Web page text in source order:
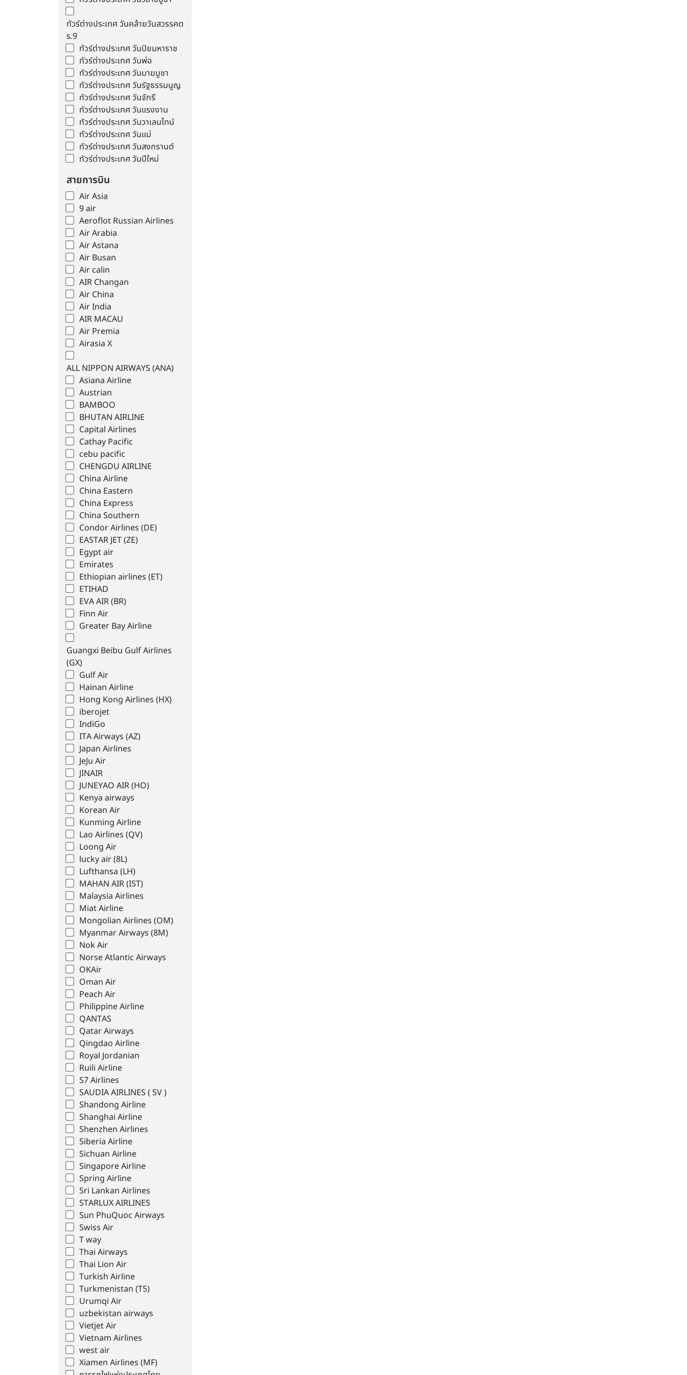
ทัวร์ต่างประเทศ วันคล้ายวันสวรรคต
ร.9
ทัวร์ต่างประเทศ วันปิยมหาราช
ทัวร์ต่างประเทศ วันพ่อ
ทัวร์ต่างประเทศ วันมาฆบูชา
ทัวร์ต่างประเทศ วันรัฐธรรมนูญ
ทัวร์ต่างประเทศ วันจักรี
ทัวร์ต่างประเทศ วันแรงงาน
ทัวร์ต่างประเทศ วันวาเลนไทน์
ทัวร์ต่างประเทศ วันแม่
ทัวร์ต่างประเทศ วันสงกรานต์
ทัวร์ต่างประเทศ วันปีใหม่
สายการบิน
Air Asia
9 air
Aeroflot Russian Airlines
Air Arabia
Air Astana
Air Busan
Air calin
AIR Changan
Air China
Air India
AIR MACAU
Air Premia
Airasia X
ALL NIPPON AIRWAYS (ANA)
Asiana Airline
Austrian
BAMBOO
BHUTAN AIRLINE
Capital Airlines
Cathay Pacific
cebu pacific
CHENGDU AIRLINE
China Airline
China Eastern
China Express
China Southern
Condor Airlines (DE)
EASTAR JET (ZE)
Egypt air
Emirates
Ethiopian airlines (ET)
ETIHAD
EVA AIR (BR)
Finn Air
Greater Bay Airline
Guangxi Beibu Gulf Airlines
(GX)
Gulf Air
Hainan Airline
Hong Kong Airlines (HX)
iberojet
IndiGo
ITA Airways (AZ)
Japan Airlines
JeJu Air
JINAIR
JUNEYAO AIR (HO)
Kenya airways
Korean Air
Kunming Airline
Lao Airlines (QV)
Loong Air
lucky air (8L)
Lufthansa (LH)
MAHAN AIR (IST)
Malaysia Airlines
Miat Airline
Mongolian Airlines (OM)
Myanmar Airways (8M)
Nok Air
Norse Atlantic Airways
OKAir
Oman Air
Peach Air
Philippine Airline
QANTAS
Qatar Airways
Qingdao Airline
Royal Jordanian
Ruili Airline
S7 Airlines
SAUDIA AIRLINES ( SV )
Shandong Airline
Shanghai Airline
Shenzhen Airlines
Siberia Airline
Sichuan Airline
Singapore Airline
Spring Airline
Sri Lankan Airlines
STARLUX AIRLINES
Sun PhuQuoc Airways
Swiss Air
T way
Thai Airways
Thai Lion Air
Turkish Airline
Turkmenistan (T5)
Urumqi Air
uzbekistan airways
Vietjet Air
Vietnam Airlines
west air
Xiamen Airlines (MF)